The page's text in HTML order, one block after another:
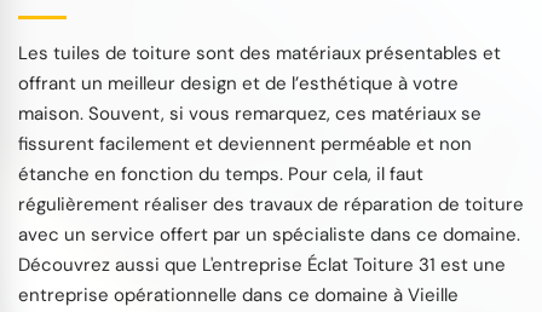
Les tuiles de toiture sont des matériaux présentables et
offrant un meilleur design et de l’esthétique à votre
maison. Souvent, si vous remarquez, ces matériaux se
fissurent facilement et deviennent perméable et non
étanche en fonction du temps. Pour cela, il faut
régulièrement réaliser des travaux de réparation de toiture
avec un service offert par un spécialiste dans ce domaine.
Découvrez aussi que L'entreprise Éclat Toiture 31 est une
entreprise opérationnelle dans ce domaine à Vieille